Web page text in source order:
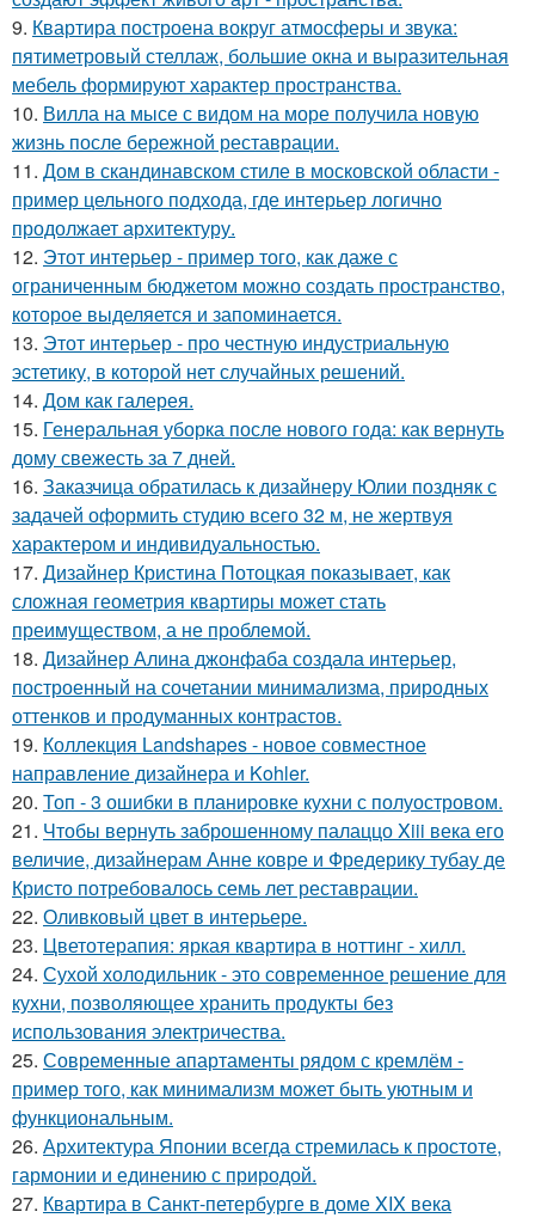
9. Квартира построена вокруг атмосферы и звука:
пятиметровый стеллаж, большие окна и выразительная
мебель формируют характер пространства.
10. Вилла на мысе с видом на море получила новую
жизнь после бережной реставрации.
11. Дом в скандинавском стиле в московской области -
пример цельного подхода, где интерьер логично
продолжает архитектуру.
12. Этот интерьер - пример того, как даже с
ограниченным бюджетом можно создать пространство,
которое выделяется и запоминается.
13. Этот интерьер - про честную индустриальную
эстетику, в которой нет случайных решений.
14. Дом как галерея.
15. Генеральная уборка после нового года: как вернуть
дому свежесть за 7 дней.
16. Заказчица обратилась к дизайнеру Юлии поздняк с
задачей оформить студию всего 32 м, не жертвуя
характером и индивидуальностью.
17. Дизайнер Кристина Потоцкая показывает, как
сложная геометрия квартиры может стать
преимуществом, а не проблемой.
18. Дизайнер Алина джонфаба создала интерьер,
построенный на сочетании минимализма, природных
оттенков и продуманных контрастов.
19. Коллекция Landshapes - новое совместное
направление дизайнера и Kohler.
20. Топ - 3 ошибки в планировке кухни с полуостровом.
21. Чтобы вернуть заброшенному палаццо Xiii века его
величие, дизайнерам Анне ковре и Фредерику тубау де
Кристо потребовалось семь лет реставрации.
22. Оливковый цвет в интерьере.
23. Цветотерапия: яркая квартира в ноттинг - хилл.
24. Сухой холодильник - это современное решение для
кухни, позволяющее хранить продукты без
использования электричества.
25. Современные апартаменты рядом с кремлём -
пример того, как минимализм может быть уютным и
функциональным.
26. Архитектура Японии всегда стремилась к простоте,
гармонии и единению с природой.
27. Квартира в Санкт-петербурге в доме XIX века